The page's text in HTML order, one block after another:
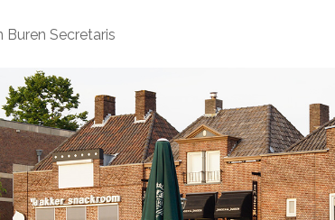
Buren Secretaris